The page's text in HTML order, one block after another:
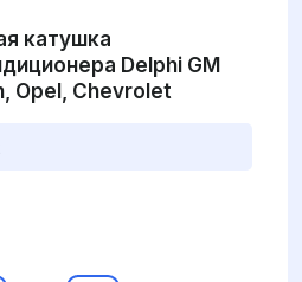
катушка
Delphi GM
Opel, Chevrolet